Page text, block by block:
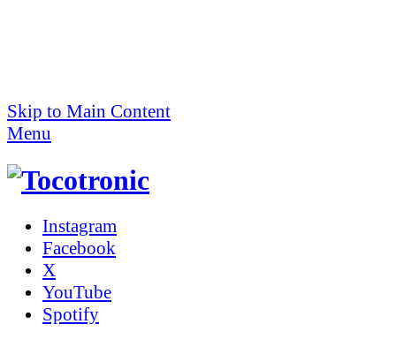
Skip to Main Content
Menu
Instagram
Facebook
X
YouTube
Spotify